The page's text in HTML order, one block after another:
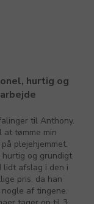
hurtig og
til Anthony.
at tømme min
plejehjemmet.
og grundigt
lidt afslag i den i
pris, da han
af tingene.